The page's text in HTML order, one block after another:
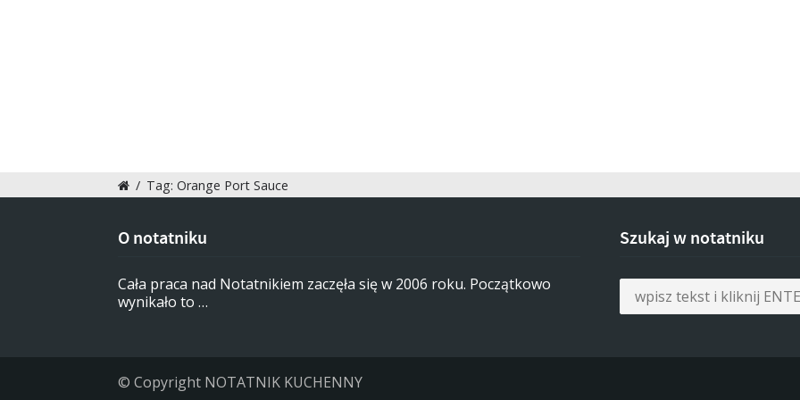
/ Tag: Orange Port Sauce
O notatniku
Cała praca nad Notatnikiem zaczęła się w 2006 roku. Początkowo
wynikało to …
Szukaj w notatniku
© Copyright NOTATNIK KUCHENNY